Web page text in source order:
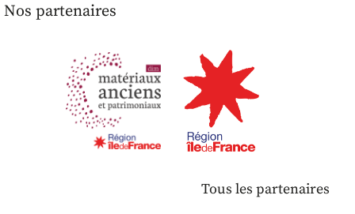
Nos partenaires
Tous les partenaires